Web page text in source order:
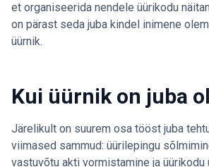
et organiseerida nendele üürikodu
on pärast seda juba kindel inimene
üürnik.
Kui üürnik on juba
Järelikult on suurem osa tööst juba
viimased sammud: üürilepingu
vastuvõtu akti vormistamine ja üürikodu